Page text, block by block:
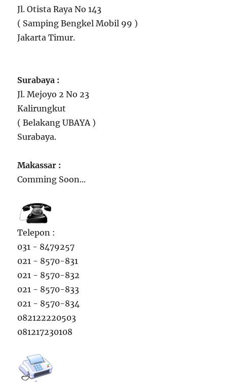
Jl. Otista Raya No 143
( Samping Bengkel Mobil 99 )
Jakarta Timur.
Surabaya :
Jl. Mejoyo 2 No 23
Kalirungkut
( Belakang UBAYA )
Surabaya.
Makassar :
Comming Soon...
Telepon :
031 - 8479257
021 - 8570-831
021 - 8570-832
021 - 8570-833
021 - 8570-834
082122220503
081217230108